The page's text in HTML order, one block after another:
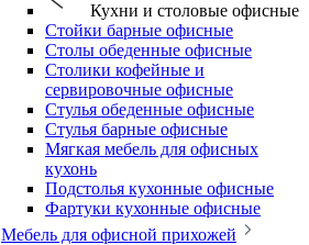
Кухни и столовые офисные
Стойки барные офисные
Столы обеденные офисные
Столики кофейные и
сервировочные офисные
Стулья обеденные офисные
Стулья барные офисные
Мягкая мебель для офисных
кухонь
Подстолья кухонные офисные
Фартуки кухонные офисные
Мебель для офисной прихожей